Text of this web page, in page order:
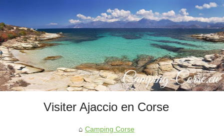
Visiter Ajaccio en Corse
Camping Corse